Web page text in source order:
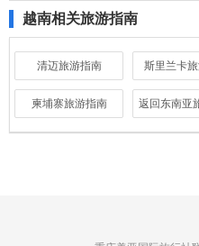
越南相关旅游指南
清迈旅游指南 斯里兰卡
柬埔寨旅游指南 返回东南亚